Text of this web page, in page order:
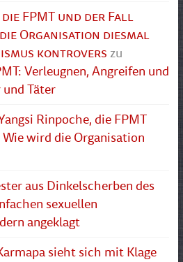
FPMT und der Fall
Organisation diesmal
kontrovers zu
Verleugnen, Angreifen und
Täter
Rinpoche, die FPMT
wird die Organisation
aus Dinkelscherben des
sexuellen
angeklagt
sieht sich mit Klage